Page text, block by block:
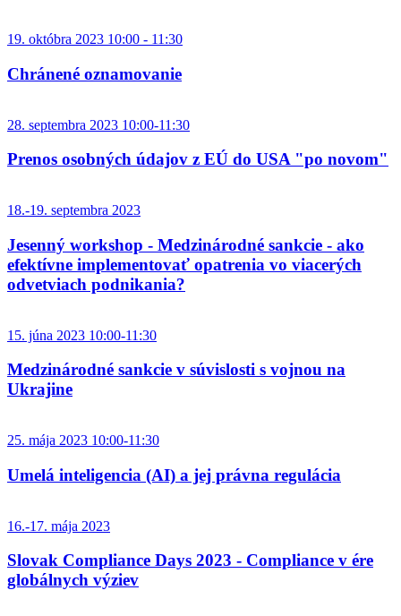
19. októbra 2023 10:00 - 11:30
Chránené oznamovanie
28. septembra 2023 10:00-11:30
Prenos osobných údajov z EÚ do USA "po novom"
18.-19. septembra 2023
Jesenný workshop - Medzinárodné sankcie - ako
efektívne implementovať opatrenia vo viacerých
odvetviach podnikania?
15. júna 2023 10:00-11:30
Medzinárodné sankcie v súvislosti s vojnou na
Ukrajine
25. mája 2023 10:00-11:30
Umelá inteligencia (AI) a jej právna regulácia
16.-17. mája 2023
Slovak Compliance Days 2023 - Compliance v ére
globálnych výziev